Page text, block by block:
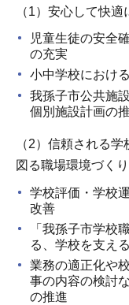
（1）安心して快
児童生徒の安全
の充実
小中学校におけ
我孫子市公共施
個別施設計画の
（2）信頼される
図る職場環境づくり
学校評価・学校
改善
「我孫子市学校
る、学校を支え
業務の適正化や
事の内容の検討
の推進